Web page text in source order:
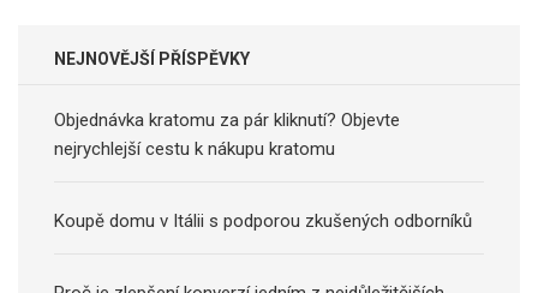
NEJNOVĚJŠÍ PŘÍSPĚVKY
Objednávka kratomu za pár kliknutí? Objevte
nejrychlejší cestu k nákupu kratomu
Koupě domu v Itálii s podporou zkušených odborníků